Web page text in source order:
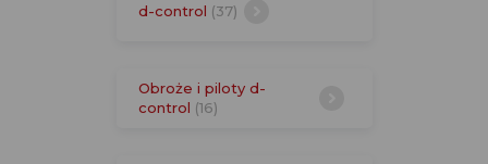
d-control (37)
Obroże i piloty d-
control (16)